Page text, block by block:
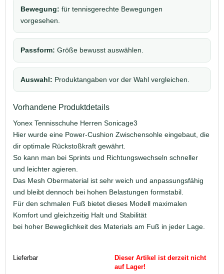
Bewegung: für tennisgerechte Bewegungen
vorgesehen.
Passform: Größe bewusst auswählen.
Auswahl: Produktangaben vor der Wahl vergleichen.
Vorhandene Produktdetails
Yonex Tennisschuhe Herren Sonicage3
Hier wurde eine Power-Cushion Zwischensohle eingebaut, die
dir optimale Rückstoßkraft gewährt.
So kann man bei Sprints und Richtungswechseln schneller
und leichter agieren.
Das Mesh Obermaterial ist sehr weich und anpassungsfähig
und bleibt dennoch bei hohen Belastungen formstabil.
Für den schmalen Fuß bietet dieses Modell maximalen
Komfort und gleichzeitig Halt und Stabilität
bei hoher Beweglichkeit des Materials am Fuß in jeder Lage.
Lieferbar
Dieser Artikel ist derzeit nicht
auf Lager!